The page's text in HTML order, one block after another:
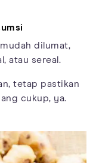
dilumat,
atau sereal.
tetap pastikan
cukup, ya.